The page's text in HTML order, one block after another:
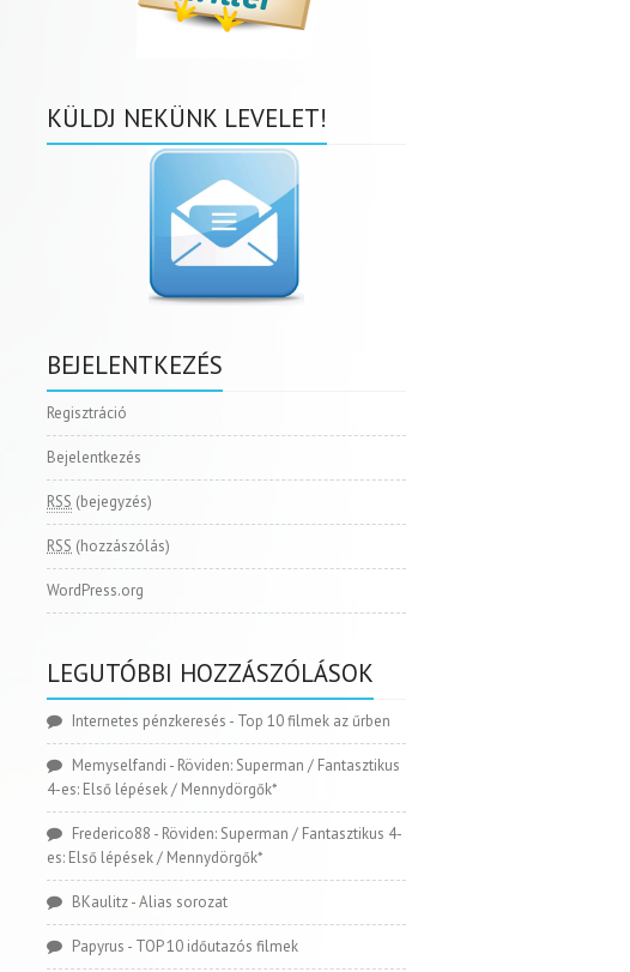
KÜLDJ NEKÜNK LEVELET!
BEJELENTKEZÉS
Regisztráció
Bejelentkezés
RSS (bejegyzés)
RSS (hozzászólás)
WordPress.org
LEGUTÓBBI HOZZÁSZÓLÁSOK
Internetes pénzkeresés - Top 10 filmek az űrben
Memyselfandi - Röviden: Superman / Fantasztikus
4-es: Első lépések / Mennydörgők*
Frederico88 - Röviden: Superman / Fantasztikus 4-
es: Első lépések / Mennydörgők*
BKaulitz-Alias sorozat
Papyrus - TOP 10 időutazós filmek